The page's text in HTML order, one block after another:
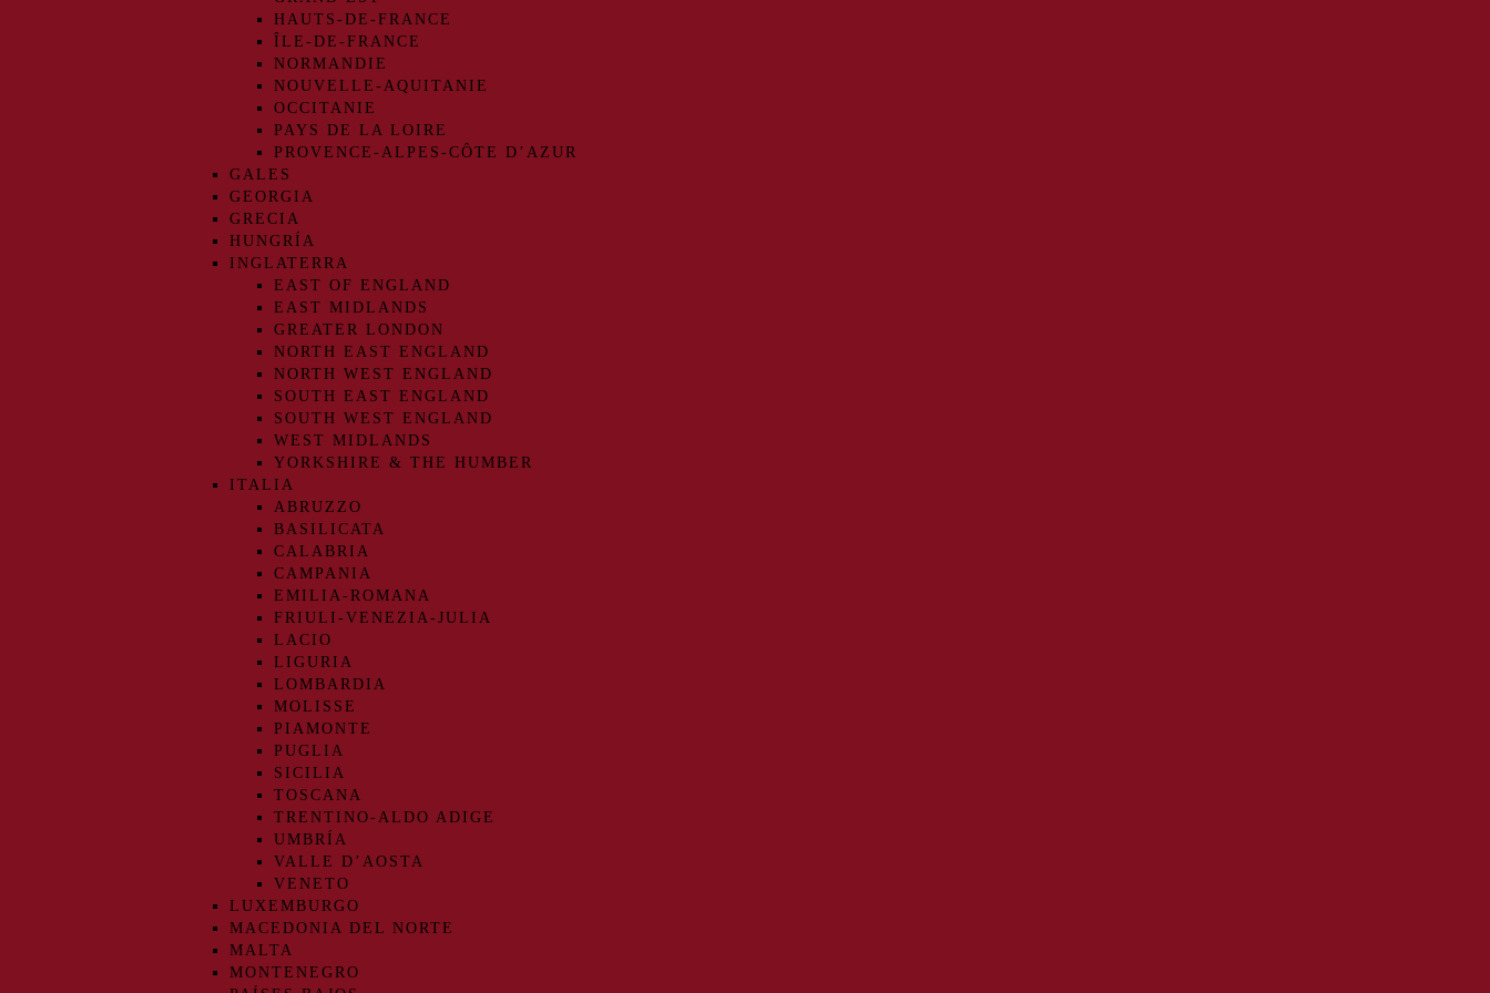
HAUTS-DE-FRANCE
ÎLE-DE-FRANCE
NORMANDIE
NOUVELLE-AQUITANIE
OCCITANIE
PAYS DE LA LOIRE
PROVENCE-ALPES-CÔTE D’AZUR
GALES
GEORGIA
GRECIA
HUNGRÍA
INGLATERRA
EAST OF ENGLAND
EAST MIDLANDS
GREATER LONDON
NORTH EAST ENGLAND
NORTH WEST ENGLAND
SOUTH EAST ENGLAND
SOUTH WEST ENGLAND
WEST MIDLANDS
YORKSHIRE & THE HUMBER
ITALIA
ABRUZZO
BASILICATA
CALABRIA
CAMPANIA
EMILIA-ROMANA
FRIULI-VENEZIA-JULIA
LACIO
LIGURIA
LOMBARDIA
MOLISSE
PIAMONTE
PUGLIA
SICILIA
TOSCANA
TRENTINO-ALDO ADIGE
UMBRÍA
VALLE D’AOSTA
VENETO
LUXEMBURGO
MACEDONIA DEL NORTE
MALTA
MONTENEGRO